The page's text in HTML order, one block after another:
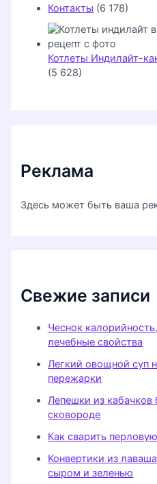
Контакты (6 178)
Котлеты Индилайт-
(5 628)
Реклама
Здесь может быть ваша
Свежие записи
Чеснок
лечебные свойства
Легкий овощной суп
пережарки
Лепешки из
сковороде
Как сварить
Конвертики из
сыром и зеленью